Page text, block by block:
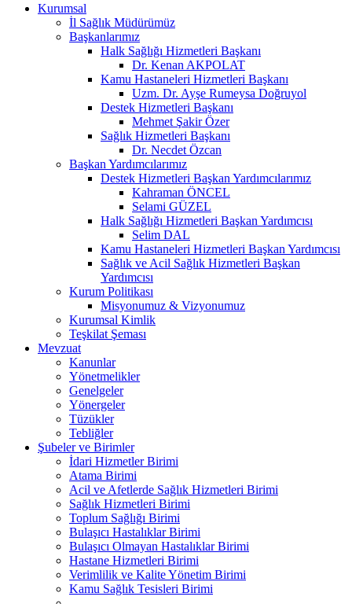
Kurumsal
İl Sağlık Müdürümüz
Başkanlarımız
Halk Sağlığı Hizmetleri Başkanı
Dr. Kenan AKPOLAT
Kamu Hastaneleri Hizmetleri Başkanı
Uzm. Dr. Ayşe Rumeysa Doğruyol
Destek Hizmetleri Başkanı
Mehmet Şakir Özer
Sağlık Hizmetleri Başkanı
Dr. Necdet Özcan
Başkan Yardımcılarımız
Destek Hizmetleri Başkan Yardımcılarımız
Kahraman ÖNCEL
Selami GÜZEL
Halk Sağlığı Hizmetleri Başkan Yardımcısı
Selim DAL
Kamu Hastaneleri Hizmetleri Başkan Yardımcısı
Sağlık ve Acil Sağlık Hizmetleri Başkan
Yardımcısı
Kurum Politikası
Misyonumuz & Vizyonumuz
Kurumsal Kimlik
Teşkilat Şeması
Mevzuat
Kanunlar
Yönetmelikler
Genelgeler
Yönergeler
Tüzükler
Tebliğler
Şubeler ve Birimler
İdari Hizmetler Birimi
Atama Birimi
Acil ve Afetlerde Sağlık Hizmetleri Birimi
Sağlık Hizmetleri Birimi
Toplum Sağlığı Birimi
Bulaşıcı Hastalıklar Birimi
Bulaşıcı Olmayan Hastalıklar Birimi
Hastane Hizmetleri Birimi
Verimlilik ve Kalite Yönetim Birimi
Kamu Sağlık Tesisleri Birimi